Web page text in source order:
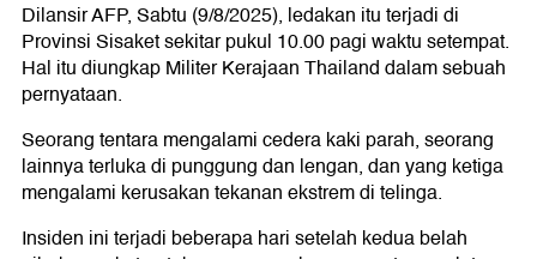
Dilansir AFP, Sabtu (9/8/2025), ledakan itu terjadi di
Provinsi Sisaket sekitar pukul 10.00 pagi waktu setempat.
Hal itu diungkap Militer Kerajaan Thailand dalam sebuah
pernyataan.
Seorang tentara mengalami cedera kaki parah, seorang
lainnya terluka di punggung dan lengan, dan yang ketiga
mengalami kerusakan tekanan ekstrem di telinga.
Insiden ini terjadi beberapa hari setelah kedua belah